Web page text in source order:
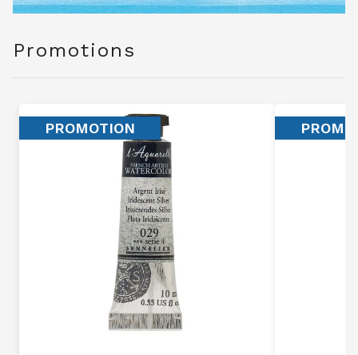
Promotions
PROMOTION